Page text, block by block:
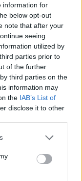
information for
below opt-out
note that after your
seeing
utilized by
parties prior to
of the further
third parties on the
information may
the IAB’s List of
disclose it to other
or more Google
You may click to
party tags to
in below Google
szerepeltek,
Ez annyiból
kiderítette, a
alapvető
volt köszönhető,
csövek
a betörő víz
tudott folyni a
el
keresztül
volt a hajók
rosszul van